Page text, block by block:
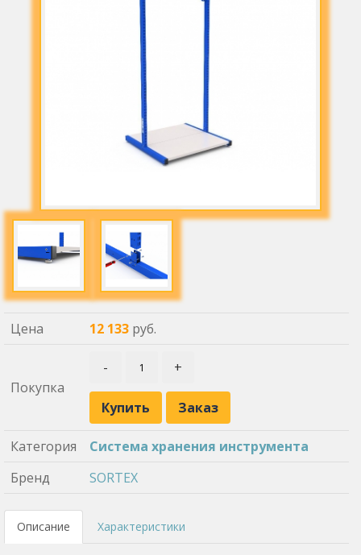
Цена 12 133 руб.
Покупка
- +
Купить Заказ
Категория
Система хранения инструмента
Бренд
SORTEX
Описание Характеристики